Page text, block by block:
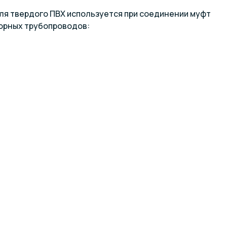
твердого ПВХ используется при соединении муфт
трубопроводов: